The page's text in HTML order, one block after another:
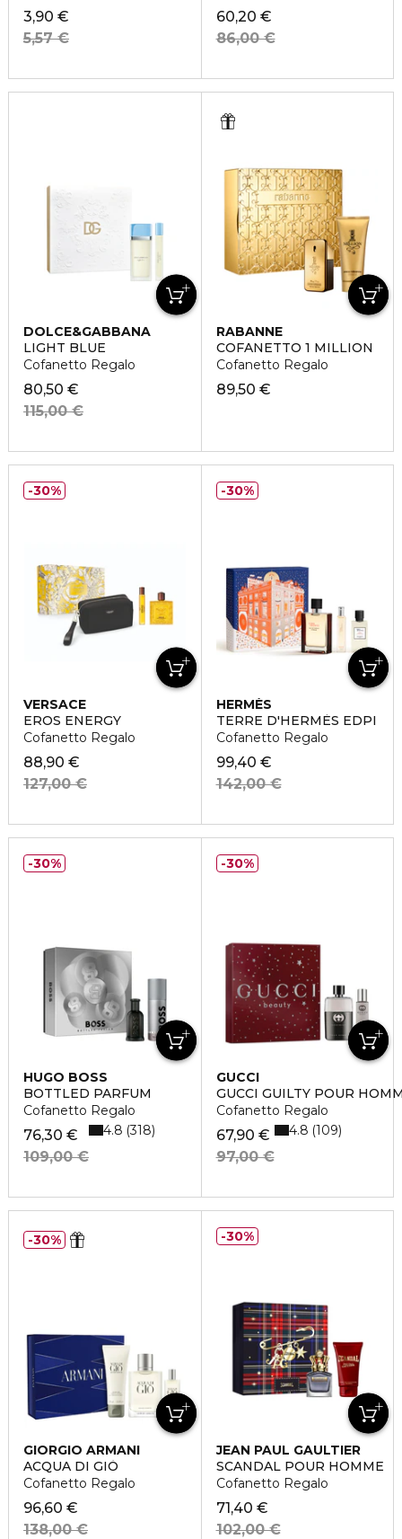
3,90 €
5,57 €
60,20 €
86,00 €
DOLCE&GABBANA
LIGHT BLUE
Cofanetto Regalo
80,50 €
115,00 €
RABANNE
COFANETTO 1 MILLION
Cofanetto Regalo
89,50 €
VERSACE
EROS ENERGY
Cofanetto Regalo
88,90 €
127,00 €
30%
HERMÈS
TERRE D'HERMÈS EDPI
Cofanetto Regalo
99,40 €
142,00 €
30%
HUGO BOSS
BOTTLED PARFUM
Cofanetto Regalo
76,30 €
109,00 €
4.8 318
30%
GUCCI
GUCCI GUILTY POUR
Cofanetto Regalo
67,90 €
97,00 €
4.8 109
30%
GIORGIO ARMANI
ACQUA DI GIÒ
Cofanetto Regalo
96,60 €
138,00 €
30%
JEAN PAUL GAULTIER
SCANDAL POUR HOMME
Cofanetto Regalo
71,40 €
102,00 €
30%